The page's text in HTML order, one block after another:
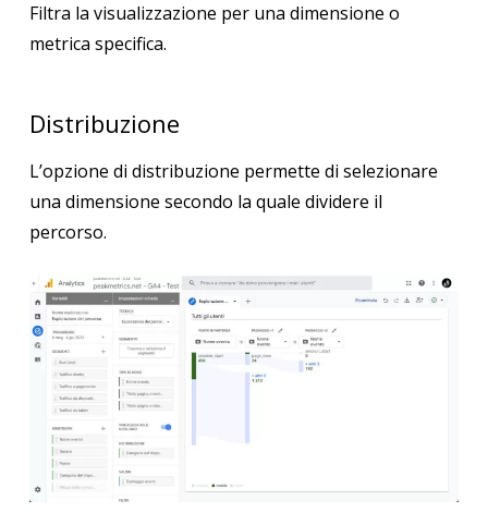
Filtra la visualizzazione per una dimensione o
metrica specifica.
Distribuzione
L’opzione di distribuzione permette di selezionare
una dimensione secondo la quale dividere il
percorso.